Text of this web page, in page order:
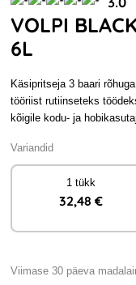
VOLPI
6L
Käsipritseja 3 baari
tööriist rutiinseteks
kõigile kodu- ja
Variandid
1 tükk
32,48 €
Viimase 30 päeva